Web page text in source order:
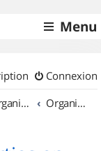
Menu
Connexion
Organisation de sorties & Recherche de partenaires Organisation de sorties en région Franche Comté